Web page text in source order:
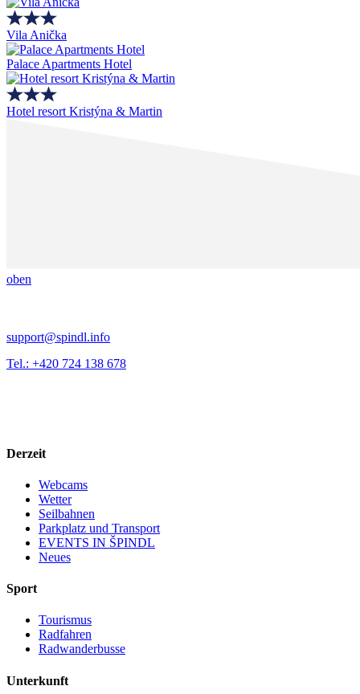
Vila Anička
Palace Apartments Hotel
Hotel resort Kristýna & Martin
oben
support@spindl.info
Tel.: +420 724 138 678
Derzeit
Webcams
Wetter
Seilbahnen
Parkplatz und Transport
EVENTS IN ŠPINDL
Neues
Sport
Tourismus
Radfahren
Radwanderbusse
Unterkunft